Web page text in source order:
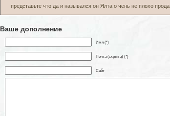
представьте что да и назывался он Ялта о чень не плохо
Ваше дополнение
Имя (*)
Почта (скрыта) (*)
Сайт